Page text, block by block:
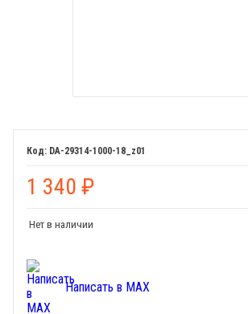
DA-29314-1000-18_z01
1 340 ₽
Нет в наличии
Написать в MAX